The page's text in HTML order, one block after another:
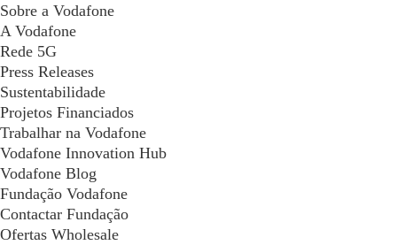
Sobre a Vodafone
A Vodafone
Rede 5G
Press Releases
Sustentabilidade
Projetos Financiados
Trabalhar na Vodafone
Vodafone Innovation Hub
Vodafone Blog
Fundação Vodafone
Contactar Fundação
Ofertas Wholesale